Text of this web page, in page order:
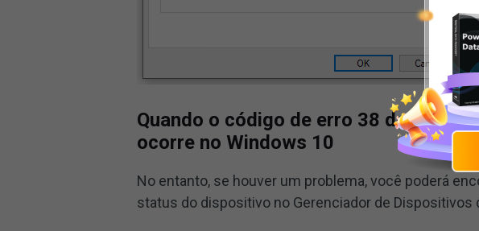
Quando o código de erro 38 do
ocorre no Windows 10
No entanto, se houver um problema, você poderá
status do dispositivo no Gerenciador de Dispositivos